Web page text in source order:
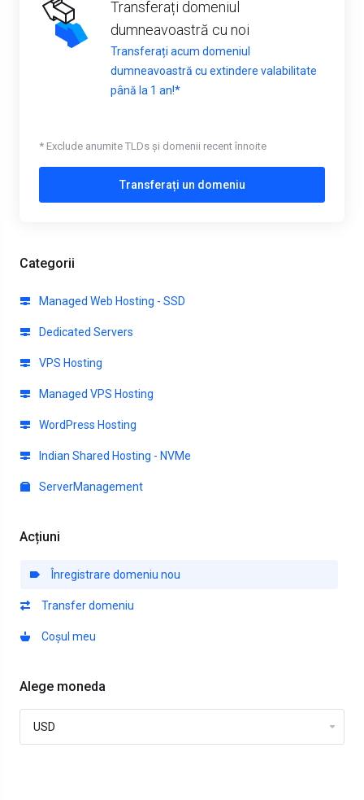
Categorii
Managed Web Hosting - SSD
Dedicated Servers
VPS Hosting
Managed VPS Hosting
WordPress Hosting
Indian Shared Hosting - NVMe
ServerManagement
Acțiuni
Înregistrare domeniu nou
Transfer domeniu
Coșul meu
Alege moneda
Transferați domeniul
dumneavoastră cu noi
Transferați acum domeniul
dumneavoastră cu extindere valabilitate
până la 1 an!*
* Exclude anumite TLDs și domenii recent înnoite
Transferați un domeniu